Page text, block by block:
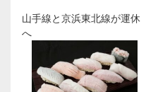
山手線と京浜東北線が運休
へ